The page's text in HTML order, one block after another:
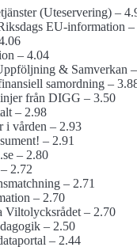
(Uteservering) –
EU-information
– 4.04
& Samverkan
samordning –
från DIGG – 3.50
– 2.98
i vården – 2.93
– 2.91
– 2.80
2.72
– 2.71
– 2.70
Viltolycksrådet – 2.70
– 2.50
– 2.44